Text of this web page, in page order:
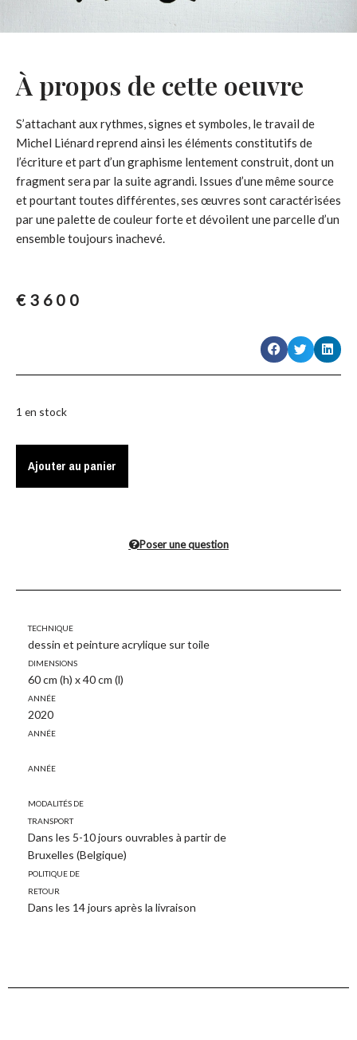
À propos de cette oeuvre
S’attachant aux rythmes, signes et symboles, le travail de
Michel Liénard reprend ainsi les éléments constitutifs de
l’écriture et part d’un graphisme lentement construit, dont un
fragment sera par la suite agrandi. Issues d’une même source
et pourtant toutes différentes, ses œuvres sont caractérisées
par une palette de couleur forte et dévoilent une parcelle d’un
ensemble toujours inachevé.
€ 3600
1 en stock
Ajouter au panier
Poser une question
Technique
dessin et peinture acrylique sur toile
Dimensions
60 cm (h) x 40 cm (l)
Année
2020
Année
Année
Modalités de
transport
Dans les 5-10 jours ouvrables à partir de
Bruxelles (Belgique)
Politique de
retour
Dans les 14 jours après la livraison